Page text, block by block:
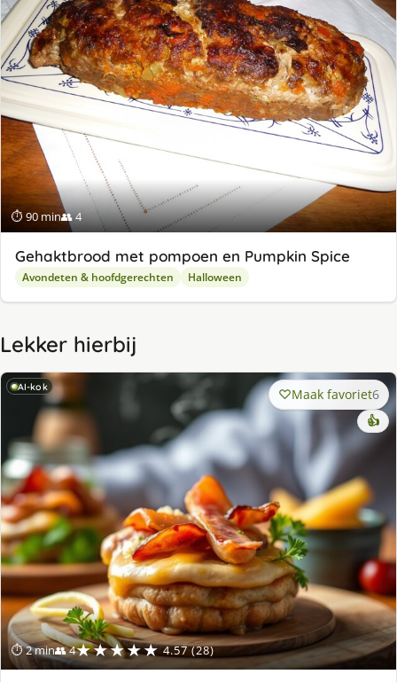
⏱ 90 min👥 4
Gehaktbrood met pompoen en Pumpkin Spice
Avondeten & hoofdgerechten Halloween
Lekker hierbij
AI-kok
⏱ 2 min👥 4★★★★★ 4.57 (28)
Maak favoriet6
👍